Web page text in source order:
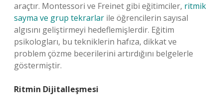
araçtır. Montessori ve Freinet gibi eğitimciler, ritmik
sayma ve grup tekrarlar ile öğrencilerin sayısal
algısını geliştirmeyi hedeflemişlerdir. Eğitim
psikologları, bu tekniklerin hafıza, dikkat ve
problem çözme becerilerini artırdığını belgelerle
göstermiştir.
Ritmin Dijitalleşmesi